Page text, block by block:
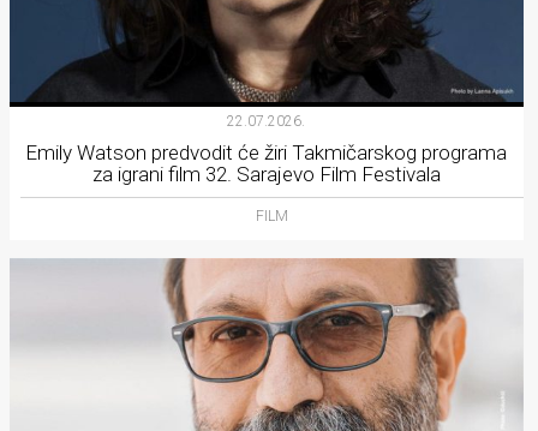
22.07.2026.
Emily Watson predvodit će žiri Takmičarskog programa
za igrani film 32. Sarajevo Film Festivala
FILM